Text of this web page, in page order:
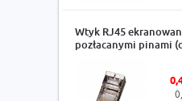
Wtyk RJ45
pozłacanymi pinami